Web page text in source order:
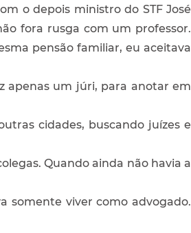
o depois ministro do STF José
fora rusga com um professor.
pensão familiar, eu aceitava
apenas um júri, para anotar em
cidades, buscando juízes e
Quando ainda não havia a
somente viver como advogado.